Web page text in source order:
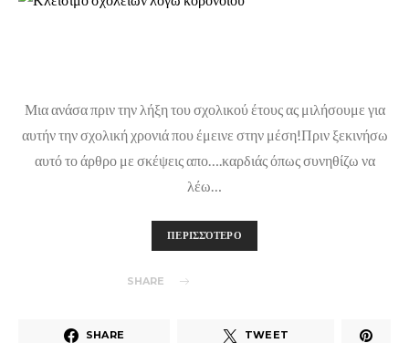
Μια ανάσα πριν την λήξη του σχολικού έτους ας μιλήσουμε για
αυτήν την σχολική χρονιά που έμεινε στην μέση!Πριν ξεκινήσω
αυτό το άρθρο με σκέψεις απο….καρδιάς όπως συνηθίζω να
λέω…
ΠΕΡΙΣΣΌΤΕΡΟ
SHARE
SHARE TWEET